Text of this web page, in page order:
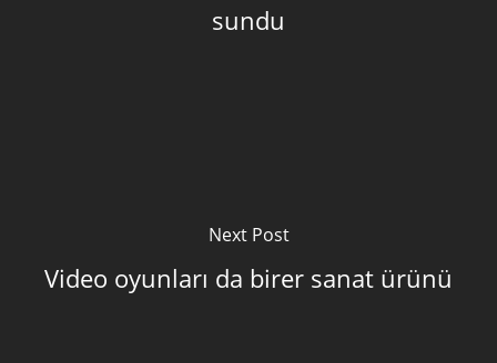
sundu
Next Post
Video oyunları da birer sanat ürünü